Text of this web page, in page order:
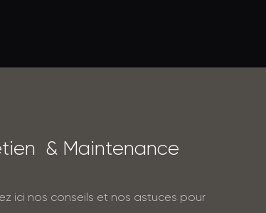
tien & Maintenance
ici nos conseils et nos astuces pour